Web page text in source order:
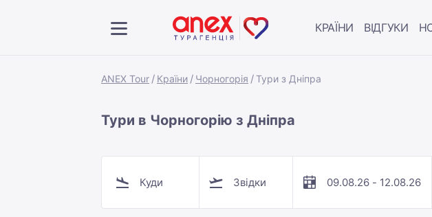
КРАЇНИ ВІДГУКИ
ANEX Tour Країни Чорногорія Тури з Дніпра
Тури в Чорногорію з Дніпра
Куди Звідки 09.08.26 - 12.08.26